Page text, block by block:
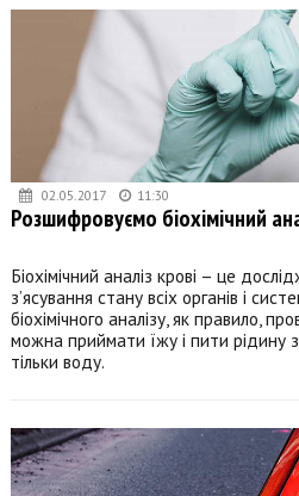
02.05.2017 11:30
Розшифровуємо біохімічний
Біохімічний аналіз крові – це
з’ясування стану всіх органів і
біохімічного аналізу, як правило,
можна приймати їжу і пити рідину
тільки воду.